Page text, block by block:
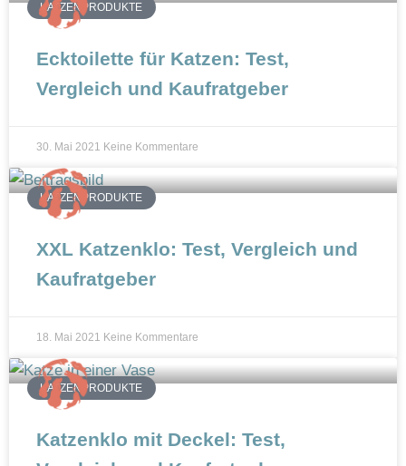
KATZENPRODUKTE
Ecktoilette für Katzen: Test,
Vergleich und Kaufratgeber
30. Mai 2021 Keine Kommentare
KATZENPRODUKTE
XXL Katzenklo: Test, Vergleich und
Kaufratgeber
18. Mai 2021 Keine Kommentare
KATZENPRODUKTE
Katzenklo mit Deckel: Test,